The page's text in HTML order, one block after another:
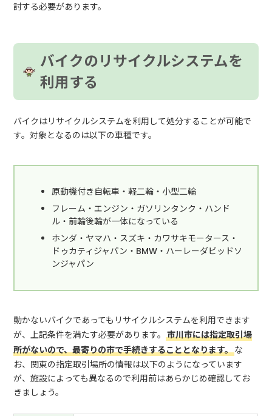
討する必要があります。
バイクのリサイクルシステムを
利用する
バイクはリサイクルシステムを利用して処分することが可能で
す。対象となるのは以下の車種です。
原動機付き自転車・軽二輪・小型二輪
フレーム・エンジン・ガソリンタンク・ハンド
ル・前輪後輪が一体になっている
ホンダ・ヤマハ・スズキ・カワサキモータース・
ドゥカティジャパン・BMW・ハーレーダビッドソ
ンジャパン
動かないバイクであってもリサイクルシステムを利用できます
が、上記条件を満たす必要があります。市川市には指定取引場
所がないので、最寄りの市で手続きすることとなります。な
お、関東の指定取引場所の情報は以下のようになっています
が、施設によっても異なるので利用前はあらかじめ確認してお
きましょう。